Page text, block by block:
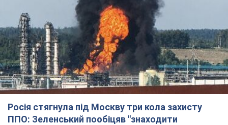
Росія стягнула під Москву три кола захисту
ППО: Зеленський пообіцяв "знаходити